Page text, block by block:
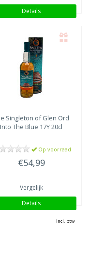
Details
Singleton of Glen Ord
Into The Blue 17Y 20cl
Op voorraad
€54,99
Vergelijk
Details
Incl. btw